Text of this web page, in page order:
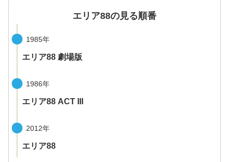
エリア88の見る順番
1985年
エリア88 劇場版
1986年
エリア88 ACT III
2012年
エリア88